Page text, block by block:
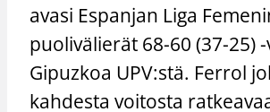
avasi Espanjan Liga
puolivälierät 68-60 (37-25)
Gipuzkoa UPV:stä. Ferrol
kahdesta voitosta